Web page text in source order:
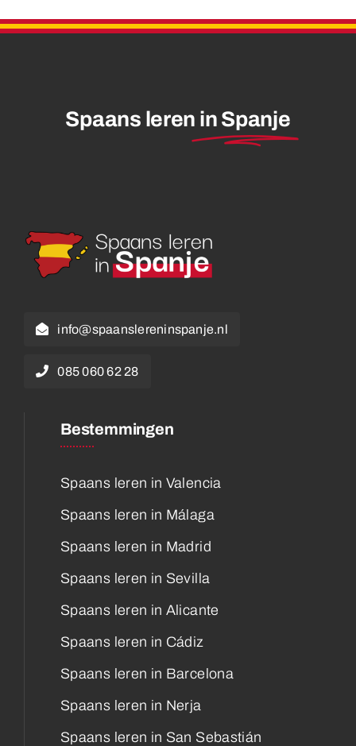
Spaans leren in Spanje
info@spaanslereninspanje.nl
085 060 62 28
Bestemmingen
Spaans leren in Valencia
Spaans leren in Málaga
Spaans leren in Madrid
Spaans leren in Sevilla
Spaans leren in Alicante
Spaans leren in Cádiz
Spaans leren in Barcelona
Spaans leren in Nerja
Spaans leren in San Sebastián